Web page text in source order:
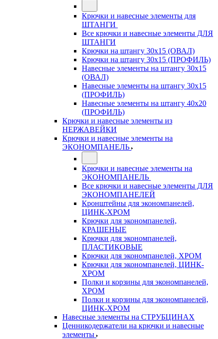
Крючки и навесные элементы для
ШТАНГИ
Все крючки и навесные элементы ДЛЯ
ШТАНГИ
Крючки на штангу 30х15 (ОВАЛ)
Крючки на штангу 30х15 (ПРОФИЛЬ)
Навесные элементы на штангу 30х15
(ОВАЛ)
Навесные элементы на штангу 30х15
(ПРОФИЛЬ)
Навесные элементы на штангу 40х20
(ПРОФИЛЬ)
Крючки и навесные элементы из
НЕРЖАВЕЙКИ
Крючки и навесные элементы на
ЭКОНОМПАНЕЛЬ
Крючки и навесные элементы на
ЭКОНОМПАНЕЛЬ
Все крючки и навесные элементы ДЛЯ
ЭКОНОМПАНЕЛЕЙ
Кронштейны для экономпанелей,
ЦИНК-ХРОМ
Крючки для экономпанелей,
КРАШЕНЫЕ
Крючки для экономпанелей,
ПЛАСТИКОВЫЕ
Крючки для экономпанелей, ХРОМ
Крючки для экономпанелей, ЦИНК-
ХРОМ
Полки и корзины для экономпанелей,
ХРОМ
Полки и корзины для экономпанелей,
ЦИНК-ХРОМ
Навесные элементы на СТРУБЦИНАХ
Ценникодержатели на крючки и навесные
элементы